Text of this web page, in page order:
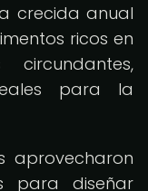
crecida anual
ricos en
para la
aprovecharon
para diseñar